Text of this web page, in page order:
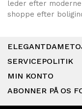
leder efter
shoppe efter
SERVICEPOLITIK
MIN KONTO
ABONNER PÅ OS